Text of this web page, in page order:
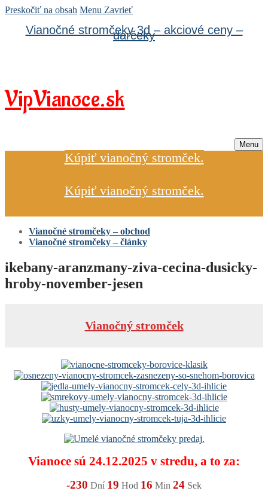
Preskočiť na obsah Menu Zavrieť
Vianočné stromčeky 3d – akciové ceny –
darčeky
VipVianoce.sk
Menu
Kúpiť vianočný stromček.
Kúpiť vianočný stromček.
Vianočné stromčeky – obchod
Vianočné stromčeky – články
ikebany-aranzmany-ziva-cecina-dusicky-
hroby-november-jesen
Vianočný stromček
Vianoce sú 24.12.2025 v stredu, a to za:
-230 Dní 19 Hod 16 Min 23 Sek